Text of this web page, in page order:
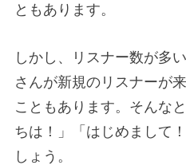
ともあります。
しかし、リスナー数が多
さんが新規のリスナーが
こともあります。そんな
ちは！」「はじめまして
しょう。